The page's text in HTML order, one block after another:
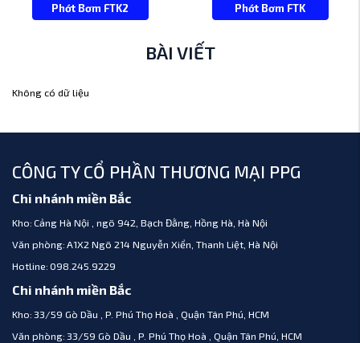
Phớt Bơm FTK2 Phớt Bơm FTK
BÀI VIẾT
Không có dữ liệu
CÔNG TY CỔ PHẦN THƯƠNG MẠI PPG
Chi nhánh miền Bắc
Kho: Cảng Hà Nội , ngõ 942, Bạch Đằng, Hồng Hà, Hà Nội
Văn phòng: A1X2 Ngõ 214 Nguyễn Xiển, Thanh Liệt, Hà Nội
Hotline: 098.245.9229
Chi nhánh miền Bắc
Kho: 33/59 Gò Dầu , P. Phú Thọ Hoà , Quận Tân Phú, HCM
Văn phòng: 33/59 Gò Dầu , P. Phú Thọ Hoà , Quận Tân Phú, HCM